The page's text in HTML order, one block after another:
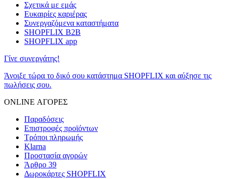
Σχετικά με εμάς
Ευκαιρίες καριέρας
Συνεργαζόμενα καταστήματα
SHOPFLIX B2B
SHOPFLIX app
Γίνε συνεργάτης!
Άνοιξε τώρα το δικό σου κατάστημα SHOPFLIX και αύξησε τις
πωλήσεις σου.
ONLINE ΑΓΟΡΕΣ
Παραδόσεις
Επιστροφές προϊόντων
Τρόποι πληρωμής
Klarna
Προστασία αγορών
Άρθρο 39
Δωροκάρτες SHOPFLIX